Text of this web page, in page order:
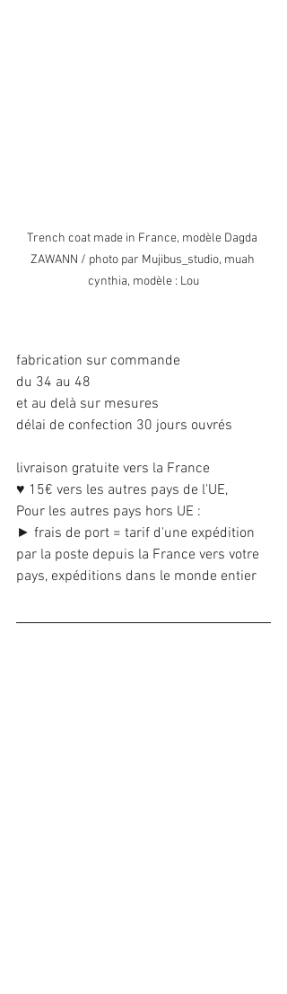
Trench coat made in France, modèle Dagda
ZAWANN / photo par Mujibus_studio, muah
cynthia, modèle : Lou
fabrication sur commande
du 34 au 48
et au delà sur mesures
délai de confection 30 jours ouvrés
livraison gratuite vers la France
♥ 15€ vers les autres pays de l'UE,
Pour les autres pays hors UE :
► frais de port = tarif d'une expédition
par la poste depuis la France vers votre
pays, expéditions dans le monde entier